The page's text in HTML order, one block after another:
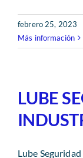
febrero 25, 2023
Más información
LUBE
Lube